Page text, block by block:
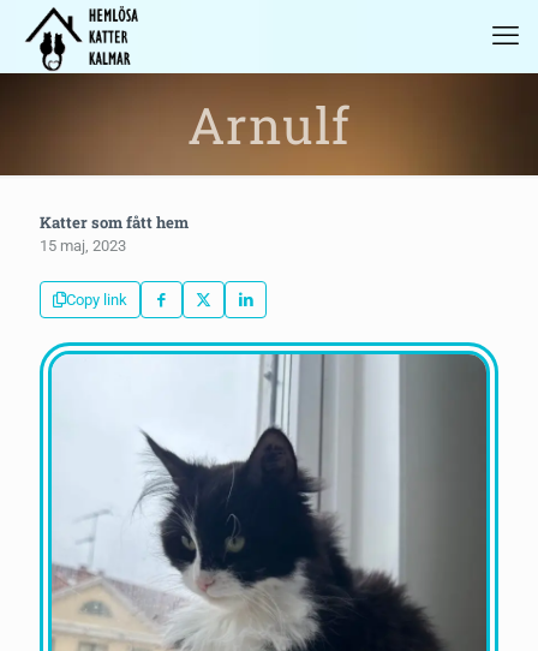
Arnulf
Katter som fått hem
15 maj, 2023
Copy link